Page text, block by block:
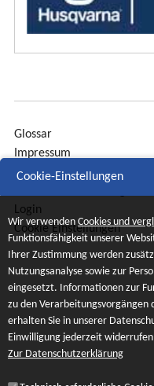
Glossar
Impressum
Sitemap
Login
Cookie Einstellungen
Cookie-Einstellungen
Wir verwenden Cookies und
Funktionsfähigkeit unserer
Ihrer Zustimmung werden
Nutzungsanalyse sowie zur
eingesetzt. Informationen zur
zu den Verarbeitungsvorgängen
erhalten Sie in unserer
Einwilligung jederzeit
Zur Datenschutzerklärung